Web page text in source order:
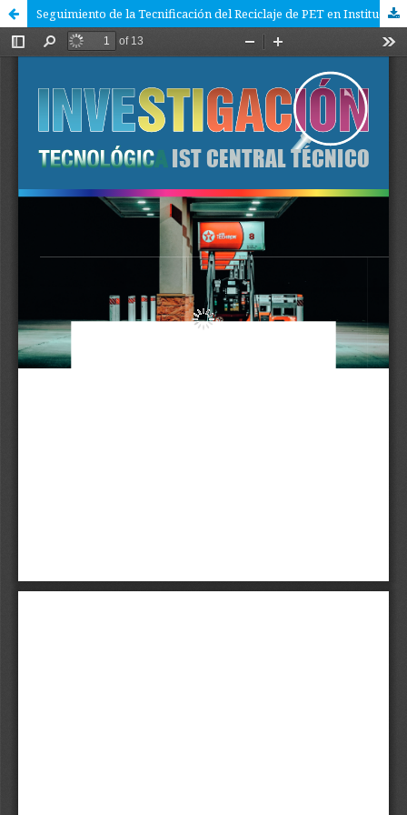
Seguimiento de la Tecnificación del Reciclaje de PET en Instituciones Educativas